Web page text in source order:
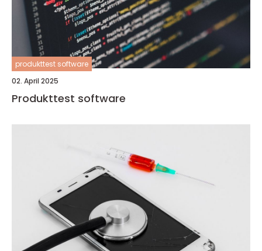
produkttest software
02. April 2025
Produkttest software